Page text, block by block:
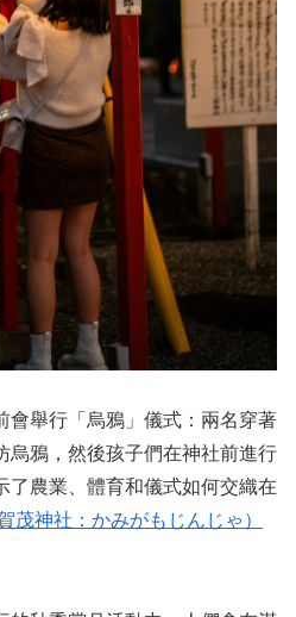
會舉行「烏鴉」儀式：兩名穿著
烏鴉，然後孩子們在神社前進行
了農業、體育和儀式如何交織在
茂神社：かみがもじんじゃ）